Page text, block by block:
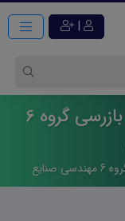
|
استخدامی کارشناس نظارت و بازرسی گروه 6